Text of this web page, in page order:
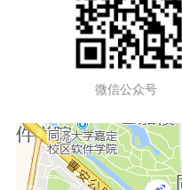
微信公众号